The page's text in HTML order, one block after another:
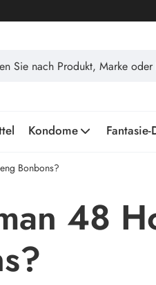
Kondome Fantasie-
Bonbons?
48